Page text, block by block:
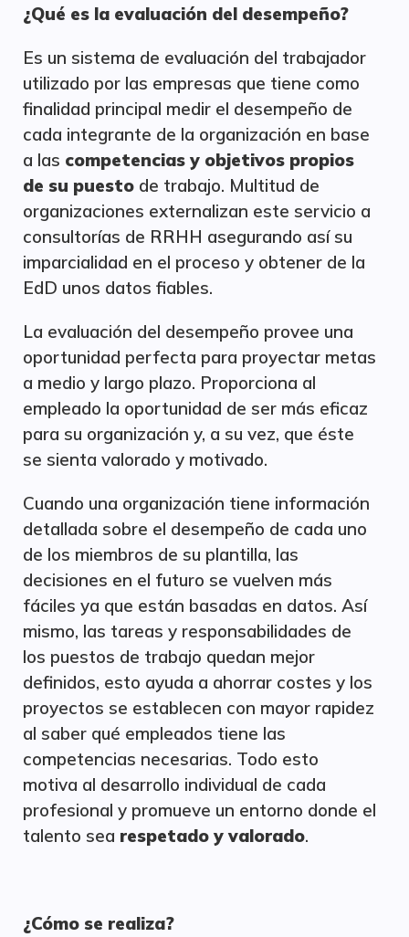
¿Qué es la evaluación del desempeño?
Es un sistema de evaluación del trabajador
utilizado por las empresas que tiene como
finalidad principal medir el desempeño de
cada integrante de la organización en base
a las competencias y objetivos propios
de su puesto de trabajo. Multitud de
organizaciones externalizan este servicio a
consultorías de RRHH asegurando así su
imparcialidad en el proceso y obtener de la
EdD unos datos fiables.
La evaluación del desempeño provee una
oportunidad perfecta para proyectar metas
a medio y largo plazo. Proporciona al
empleado la oportunidad de ser más eficaz
para su organización y, a su vez, que éste
se sienta valorado y motivado.
Cuando una organización tiene información
detallada sobre el desempeño de cada uno
de los miembros de su plantilla, las
decisiones en el futuro se vuelven más
fáciles ya que están basadas en datos. Así
mismo, las tareas y responsabilidades de
los puestos de trabajo quedan mejor
definidos, esto ayuda a ahorrar costes y los
proyectos se establecen con mayor rapidez
al saber qué empleados tiene las
competencias necesarias. Todo esto
motiva al desarrollo individual de cada
profesional y promueve un entorno donde el
talento sea respetado y valorado.
¿Cómo se realiza?